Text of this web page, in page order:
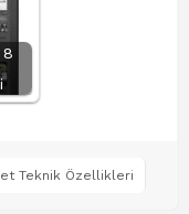
8
Teknik Özellikleri